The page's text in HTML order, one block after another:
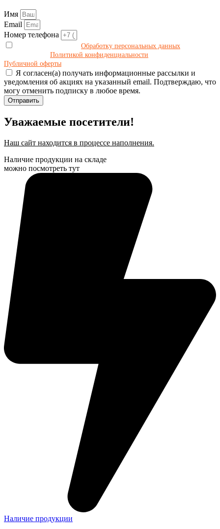
Имя
Email
Номер телефона
Обработку персональных данных
Политикой конфиденциальности
Публичной оферты
Я согласен(а) получать информационные рассылки и
уведомления об акциях на указанный email. Подтверждаю, что
могу отменить подписку в любое время.
Отправить
Уважаемые посетители!
Наш сайт находится в процессе наполнения.
Наличие продукции на складе
можно посмотреть тут
Наличие продукции